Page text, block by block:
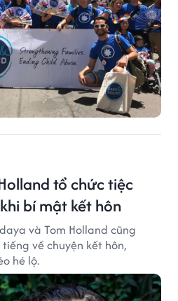
tổ chức tiệc
bí mật kết hôn
và Tom Holland cũng
về chuyện kết hôn,
hé lộ.